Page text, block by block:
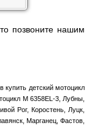
позвоните нашим
детский мотоцикл
M 6358EL-3, Лубны,
Рог, Коростень, Луцк,
Марганец, Фастов,